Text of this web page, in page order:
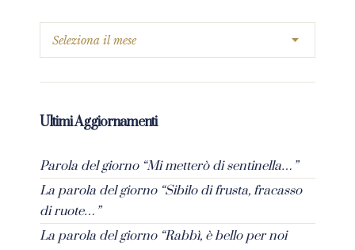
Ultimi Aggiornamenti
Parola del giorno “Mi metterò di sentinella…”
La parola del giorno “Sibilo di frusta, fracasso
di ruote…”
La parola del giorno “Rabbì, è bello per noi